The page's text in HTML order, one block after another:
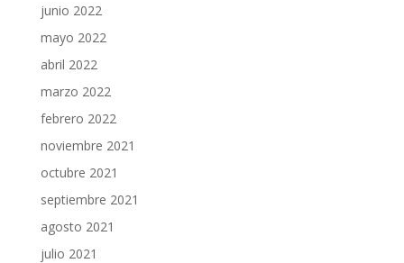
junio 2022
mayo 2022
abril 2022
marzo 2022
febrero 2022
noviembre 2021
octubre 2021
septiembre 2021
agosto 2021
julio 2021